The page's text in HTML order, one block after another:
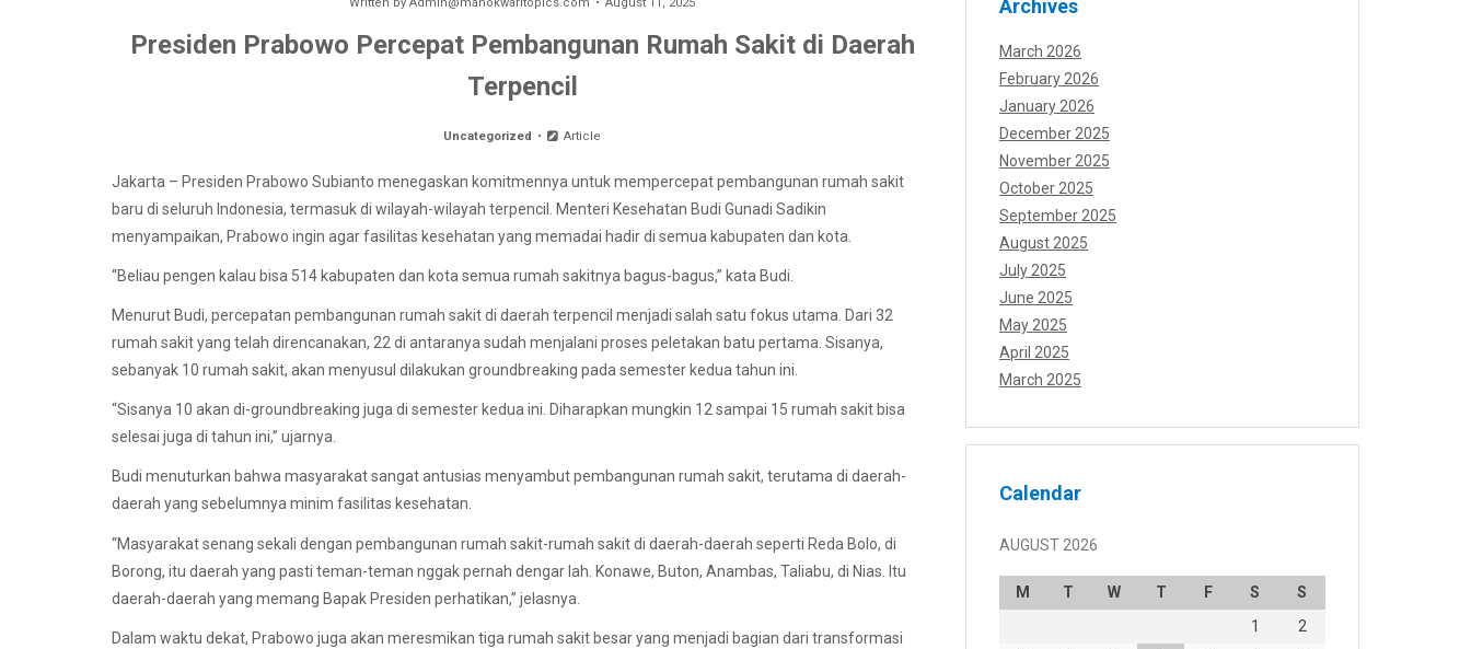
Presiden Prabowo Percepat Pembangunan Rumah Sakit di Daerah
Terpencil
Uncategorized Article
Jakarta – Presiden Prabowo Subianto menegaskan komitmennya untuk mempercepat pembangunan rumah sakit
baru di seluruh Indonesia, termasuk di wilayah-wilayah terpencil. Menteri Kesehatan Budi Gunadi Sadikin
menyampaikan, Prabowo ingin agar fasilitas kesehatan yang memadai hadir di semua kabupaten dan kota.
“Beliau pengen kalau bisa 514 kabupaten dan kota semua rumah sakitnya bagus-bagus,” kata Budi.
Menurut Budi, percepatan pembangunan rumah sakit di daerah terpencil menjadi salah satu fokus utama. Dari 32
rumah sakit yang telah direncanakan, 22 di antaranya sudah menjalani proses peletakan batu pertama. Sisanya,
sebanyak 10 rumah sakit, akan menyusul dilakukan groundbreaking pada semester kedua tahun ini.
“Sisanya 10 akan di-groundbreaking juga di semester kedua ini. Diharapkan mungkin 12 sampai 15 rumah sakit bisa
selesai juga di tahun ini,” ujarnya.
Budi menuturkan bahwa masyarakat sangat antusias menyambut pembangunan rumah sakit, terutama di daerah-
daerah yang sebelumnya minim fasilitas kesehatan.
“Masyarakat senang sekali dengan pembangunan rumah sakit-rumah sakit di daerah-daerah seperti Reda Bolo, di
Borong, itu daerah yang pasti teman-teman nggak pernah dengar lah. Konawe, Buton, Anambas, Taliabu, di Nias. Itu
daerah-daerah yang memang Bapak Presiden perhatikan,” jelasnya.
Dalam waktu dekat, Prabowo juga akan meresmikan tiga rumah sakit besar yang menjadi bagian dari transformasi
Archives
March 2026
February 2026
January 2026
December 2025
November 2025
October 2025
September 2025
August 2025
July 2025
June 2025
May 2025
April 2025
March 2025
Calendar
AUGUST 2026
M T W T F S
S
1
2